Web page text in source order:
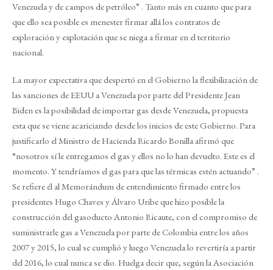
Venezuela y de campos de petróleo” . Tanto más en cuanto que para
que ello sea posible es menester firmar allá los contratos de
exploración y explotación que se niega a firmar en el territorio
nacional.
La mayor expectativa que despertó en el Gobierno la flexibilización de
las sanciones de EEUU a Venezuela por parte del Presidente Jean
Biden es la posibilidad de importar gas desde Venezuela, propuesta
esta que se viene acariciando desde los inicios de este Gobierno. Para
justificarlo el Ministro de Hacienda Ricardo Bonilla afirmó que
“nosotros sí le entregamos el gas y ellos no lo han devuelto. Este es el
momento. Y tendríamos el gas para que las térmicas estén actuando” .
Se refiere él al Memorándum de entendimiento firmado entre los
presidentes Hugo Chaves y Álvaro Uribe que hizo posible la
construcción del gasoducto Antonio Ricaute, con el compromiso de
suministrarle gas a Venezuela por parte de Colombia entre los años
2007 y 2015, lo cual se cumplió y luego Venezuela lo revertiría a partir
del 2016, lo cual nunca se dio. Huelga decir que, según la Asociación